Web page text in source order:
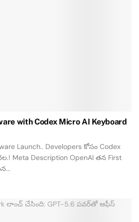
with Codex Micro AI Keyboard
Launch.. Developers కోసం Codex
Meta Description OpenAI తన First